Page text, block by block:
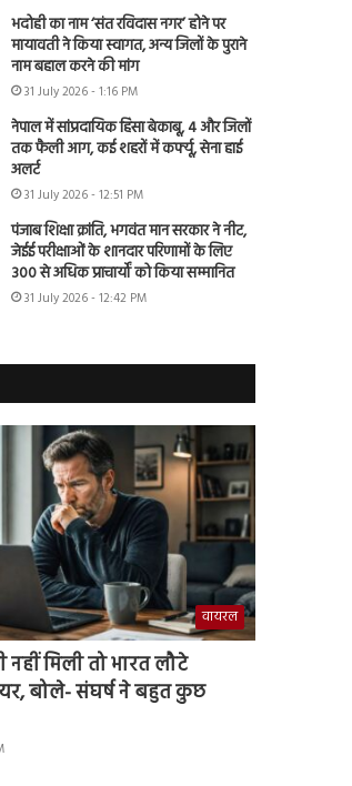
भदोही का नाम ‘संत रविदास नगर’ होने पर
मायावती ने किया स्वागत, अन्य जिलों के पुराने
नाम बहाल करने की मांग
31 July 2026 - 1:16 PM
नेपाल में सांप्रदायिक हिंसा बेकाबू, 4 और जिलों
तक फैली आग, कई शहरों में कर्फ्यू, सेना हाई
अलर्ट
31 July 2026 - 12:51 PM
पंजाब शिक्षा क्रांति, भगवंत मान सरकार ने नीट,
जेईई परीक्षाओं के शानदार परिणामों के लिए
300 से अधिक प्राचार्यों को किया सम्मानित
31 July 2026 - 12:42 PM
वायरल
मिली तो भारत लौटे
बोले- संघर्ष ने बहुत कुछ